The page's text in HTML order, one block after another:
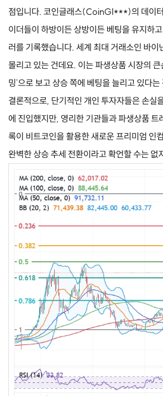
점입니다. 코인글래스(CoinGl***)의 데이
이더들이 하방이든 상방이든 베팅을 유지하
러를 기록했습니다. 세계 최대 거래소인 바
몰리고 있는 건데요. 이는 파생상품 시장의
밍'으로 보고 상승 쪽에 베팅을 늘리고 있다
결론적으로, 단기적인 개인 투자자들은 손
에 진입했지만, 영리한 기관들과 파생상품
록이 비트코인을 활용한 새로운 프리미엄 인
완벽한 상승 추세 전환이라고 확언할 수는